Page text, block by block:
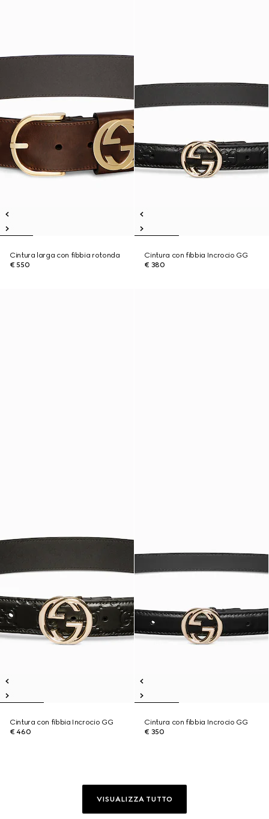
Cintura larga con fibbia rotonda
€ 550
Cintura con fibbia Incrocio GG
€ 380
Cintura con fibbia Incrocio GG
€ 460
Cintura con fibbia Incrocio GG
€ 350
VISUALIZZA TUTTO